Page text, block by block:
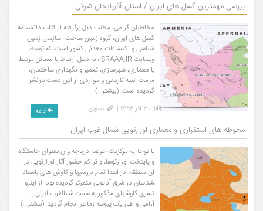
بررسی مهمترین گسل های ایران / استان آذربایجان شرقی
مخاطبان گرامی، مطلب ذیل برگرفته از کتاب دانشنامه
گسل های ایران، گروه زمین ساخت- سازمان زمین
شناسی و اکتشافات معدنی کشور است، که توسط
وبسایت ISRAAA.IR، به دلیل ارتباط با مسائل مرتبط
با معماری، شهرسازی، تعمیر و نگهداری ساختمان،
مرمت ابنیه تاریخی و مواردی از این دست بازنشر
گردیده است. (بیشتر…)
صبوری ادامه
محوطه های استقراری و معماری اورارتویی شمال غرب ایران
با توجه به مرکزیت حوضه دریاچه وان بعنوان خاستگاه
و پایتخت اورارتوها، و تراکم حضور آثار اورارتویی در
آن منطقه، در ابتدا تمام بررسی­ها و کاوش های باستان­
شناسان در شرق آناتولی متمرکز گردیده بود. از اینرو
تسری کاوش­های مذکور به سمت شمال­غرب ایران با
آرامی و طی یک پروسه زمانبر انجام گردید. (بیشتر…)